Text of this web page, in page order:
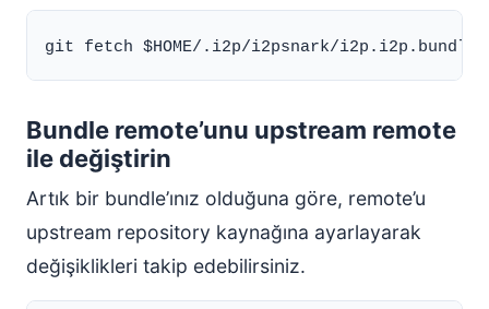
Bundle remote’unu upstream remote
ile değiştirin
Artık bir bundle’ınız olduğuna göre, remote’u
upstream repository kaynağına ayarlayarak
değişiklikleri takip edebilirsiniz.